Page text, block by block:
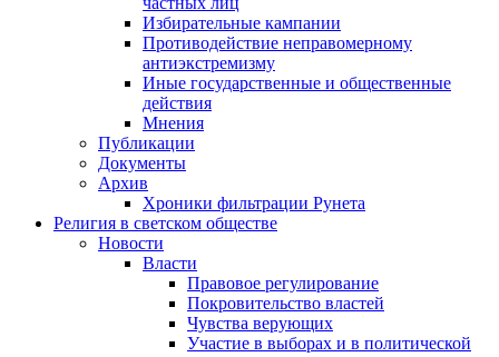
Избирательные кампании
Противодействие неправомерному
антиэкстремизму
Иные государственные и общественные
действия
Мнения
Публикации
Документы
Архив
Хроники фильтрации Рунета
Религия в светском обществе
Новости
Власти
Правовое регулирование
Покровительство властей
Чувства верующих
Участие в выборах и в политической